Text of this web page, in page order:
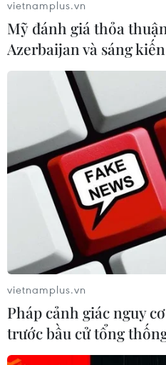
vietnamplus.vn
Mỹ đánh giá thỏa
Azerbaijan và sáng
vietnamplus.vn
Pháp cảnh giác nguy
trước bầu cử tổng